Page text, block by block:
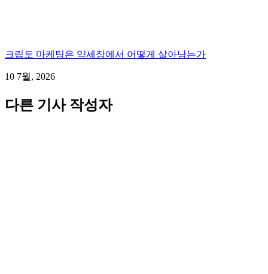
크립토 마케팅은 약세장에서 어떻게 살아남는가
10 7월, 2026
다른 기사 작성자